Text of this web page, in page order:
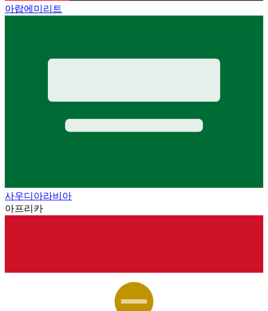
아랍에미리트
사우디아라비아
아프리카